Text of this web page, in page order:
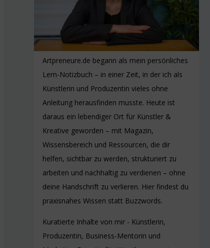
Artpreneure.de begann als mein persönliches
Lern-Notizbuch – in einer Zeit, in der ich als
Künstlerin und Produzentin vieles ohne
Anleitung herausfinden musste. Heute ist
daraus ein lebendiger Ort für Künstler &
Kreative geworden – mit Magazin,
Wissensbereich und Ressourcen, die dir
helfen, sichtbar zu werden, strukturiert zu
arbeiten und nachhaltig zu verdienen – ohne
deine Handschrift zu verlieren. Hier findest du
praxisnahes Wissen statt Buzzwords.
Kuratierte Inhalte von mir - Künstlerin,
Produzentin, Business-Mentorin und